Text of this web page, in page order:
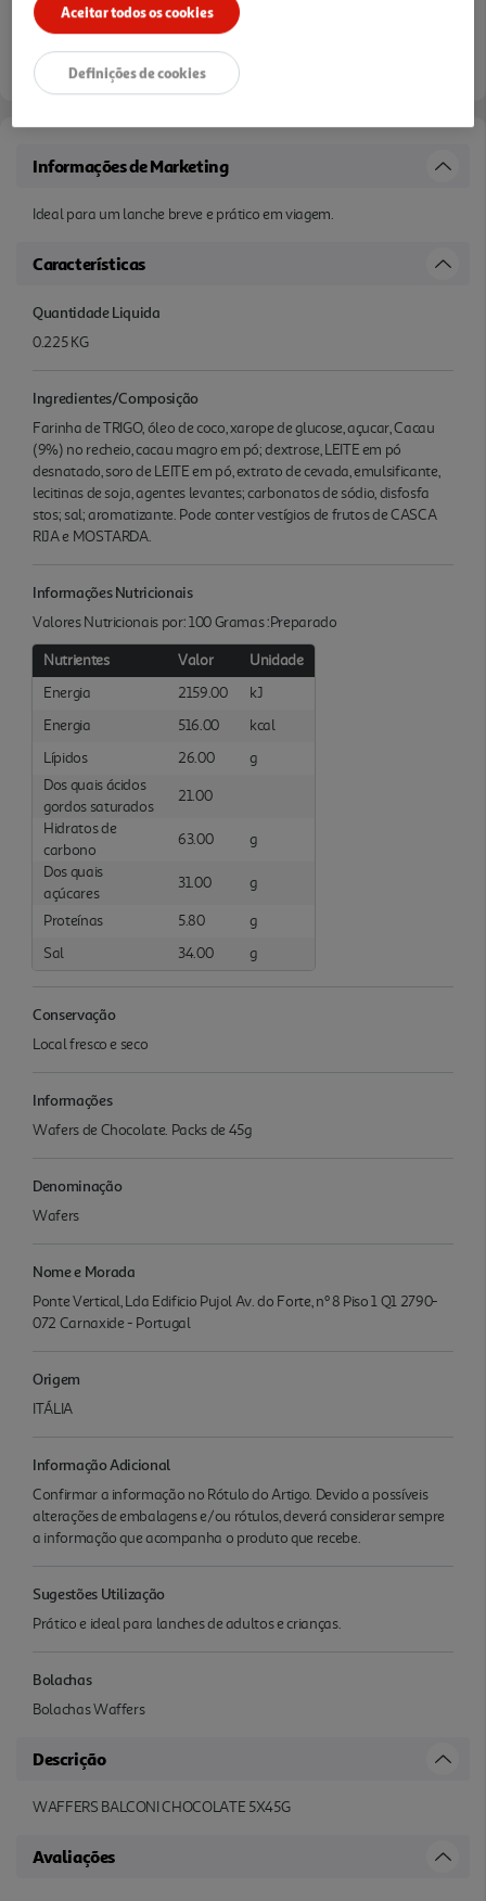
Informações de Marketing
Ideal para um lanche breve e prático em viagem.
Características
Quantidade Liquida
0.225 KG
Ingredientes/Composição
Farinha de TRIGO, óleo de coco, xarope de glucose, açucar, Cacau
(9%) no recheio, cacau magro em pó; dextrose, LEITE em pó
desnatado, soro de LEITE em pó, extrato de cevada, emulsificante,
lecitinas de soja, agentes levantes; carbonatos de sódio, disfosfa
stos; sal; aromatizante. Pode conter vestígios de frutos de CASCA
RIJA e MOSTARDA.
Informações Nutricionais
Valores Nutricionais por: 100 Gramas :Preparado
Nutrientes Valor
Unidade
Energia
2159.00
kJ
Energia
516.00
kcal
Lípidos
26.00
g
Dos quais ácidos
gordos saturados
21.00
Hidratos de
carbono
63.00
g
Dos quais
açúcares
31.00 g
Proteínas 5.80
g
Sal
34.00 g
Conservação
Local fresco e seco
Informações
Wafers de Chocolate. Packs de 45g
Denominação
Wafers
Nome e Morada
Ponte Vertical, Lda Edificio Pujol Av. do Forte, nº 8 Piso 1 Q1 2790-
072 Carnaxide - Portugal
Origem
ITÁLIA
Informação Adicional
Confirmar a informação no Rótulo do Artigo. Devido a possíveis
alterações de embalagens e/ou rótulos, deverá considerar sempre
a informação que acompanha o produto que recebe.
Sugestões Utilização
Prático e ideal para lanches de adultos e crianças.
Bolachas
Bolachas Waffers
Descrição
WAFFERS BALCONI CHOCOLATE 5X45G
Avaliações
Aceitar todos os cookies
Definições de cookies